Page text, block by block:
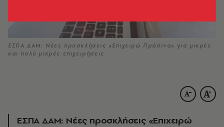
ΕΣΠΑ ΔΑΜ: Νέες προσκλήσεις «Επιχειρώ Πράσινα» για μικρές
και πολύ μικρές επιχειρήσεις
ΕΣΠΑ ΔΑΜ: Νέες προσκλήσεις «Επιχειρώ